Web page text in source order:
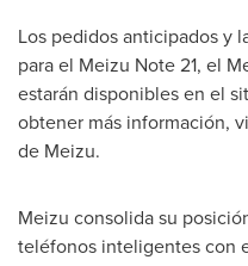
Los pedidos anticipados y
para el Meizu Note 21, el
estarán disponibles en el
obtener más información,
de Meizu.
Meizu consolida su
teléfonos inteligentes con